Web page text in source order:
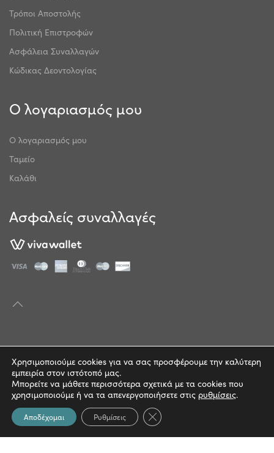
Τρόποι Αποστολής
Πολιτική Επιστροφών
Ασφάλεια Συναλλαγών
Κώδικας Δεοντολογίας
Ο λογαριασμός μου
Ο λογαριασμός μου
Ταμείο
Καλάθι
Ασφαλείς συναλλαγές
© 2022 | mathitocosmos.com
Πολιτική Απορρήτου
Όροι Χρήσης
Χρησιμοποιούμε cookies για να σας προσφέρουμε την καλύτερη
εμπειρία στον ιστότοπό μας.
Μπορείτε να μάθετε περισσότερα σχετικά με τα cookies που
χρησιμοποιούμε ή να τα απενεργοποιήσετε στις ρυθμίσεις.
Αποδέχομαι Ρυθμίσεις Κλείσιμο του Cookie banner